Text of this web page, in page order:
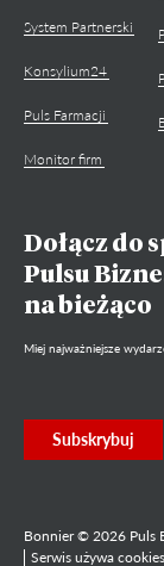
System Partnerski
Konsylium24
Puls Farmacji
Monitor firm
Dołącz do
Pulsu
na bieżąco
Miej najważniejsze
Subskrybuj
Bonnier © 2026 Puls
Serwis używa cookies